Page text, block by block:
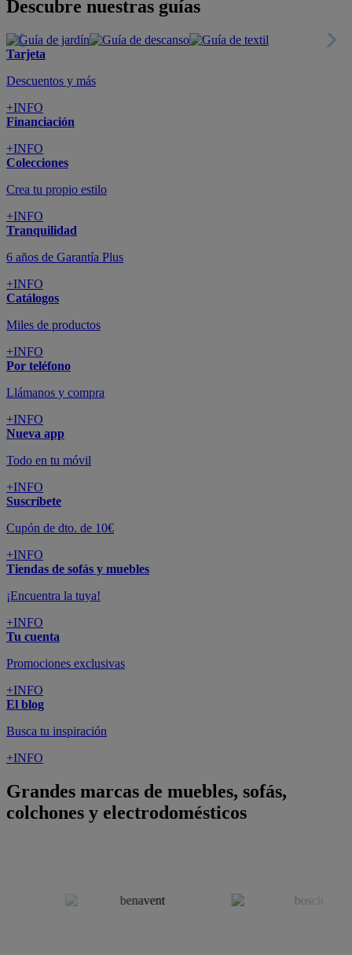
Descubre nuestras guías
Tarjeta
Descuentos y más
+INFO
Financiación
+INFO
Colecciones
Crea tu propio estilo
+INFO
Tranquilidad
6 años de Garantía Plus
+INFO
Catálogos
Miles de productos
+INFO
Por teléfono
Llámanos y compra
+INFO
Nueva app
Todo en tu móvil
+INFO
Suscríbete
Cupón de dto. de 10€
+INFO
Tiendas de sofás y muebles
¡Encuentra la tuya!
+INFO
Tu cuenta
Promociones exclusivas
+INFO
El blog
Busca tu inspiración
+INFO
Grandes marcas de muebles, sofás,
colchones y electrodomésticos